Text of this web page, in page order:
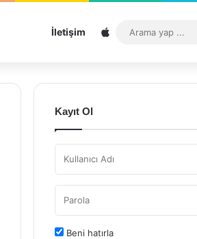
İletişim Sitemap
Kayıt Ol
Beni hatırla